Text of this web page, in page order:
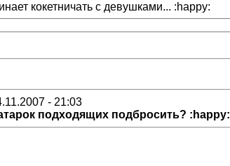
кокетничать с девушками... :happy:
- 21:03
подходящих подбросить? :happy: